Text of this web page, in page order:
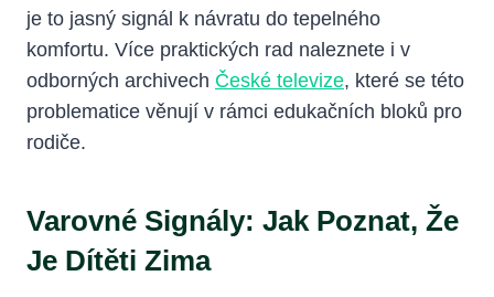
je to jasný signál k návratu do tepelného
komfortu. Více praktických rad naleznete i v
odborných archivech České televize, které se této
problematice věnují v rámci edukačních bloků pro
rodiče.
Varovné Signály: Jak Poznat, Že
Je Dítěti Zima